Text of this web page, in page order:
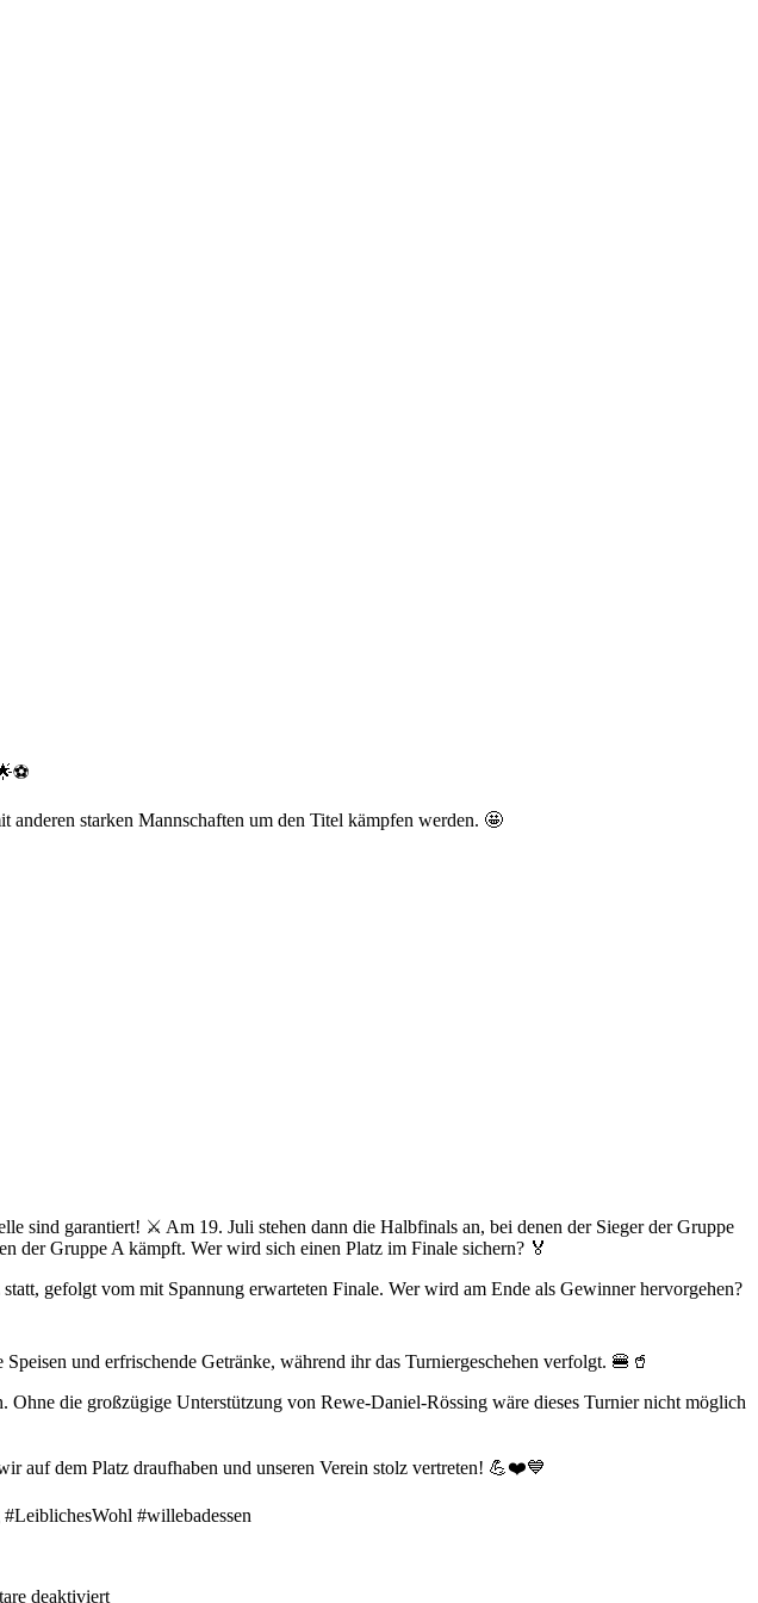
anderen starken Mannschaften um den Titel kämpfen werden. 🤩
sind garantiert! ⚔️ Am 19. Juli stehen dann die Halbfinals an, bei denen der Sieger der Gruppe
der Gruppe A kämpft. Wer wird sich einen Platz im Finale sichern? 🏅
gefolgt vom mit Spannung erwarteten Finale. Wer wird am Ende als Gewinner hervorgehen?
und erfrischende Getränke, während ihr das Turniergeschehen verfolgt. 🍔🥤
die großzügige Unterstützung von Rewe-Daniel-Rössing wäre dieses Turnier nicht möglich
auf dem Platz draufhaben und unseren Verein stolz vertreten! 💪❤️💙
#willebadessen
deaktiviertfür